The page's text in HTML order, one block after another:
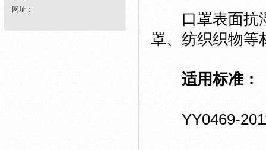
网址：
口罩表面抗湿
罩、纺织织物等
适用标准：
YY0469-